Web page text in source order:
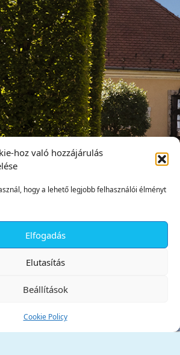
hoz való hozzájárulás
hogy a lehető legjobb felhasználói élményt
Elfogadás
Elutasítás
Beállítások
Cookie Policy
Város Önkormányzata
✕